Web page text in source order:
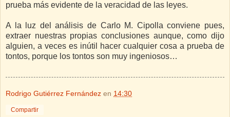
prueba más evidente de la veracidad de las leyes.
A la luz del análisis de Carlo M. Cipolla conviene pues,
extraer nuestras propias conclusiones aunque, como dijo
alguien, a veces es inútil hacer cualquier cosa a prueba de
tontos, porque los tontos son muy ingeniosos…
Rodrigo Gutiérrez Fernández en 14:30
Compartir